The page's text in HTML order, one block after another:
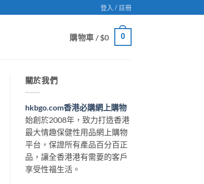
登入 / 註冊
購物車 /$0 0
關於我們
hkbgo.com香港必購網上購物
始創於2008年，致力打造香港
最大情趣保健性用品網上購物
平台，保證所有產品百分百正
品，讓全香港港有需要的客戶
享受性福生活。